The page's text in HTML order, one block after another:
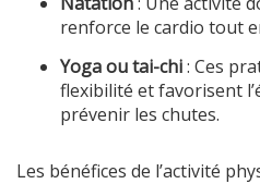
renforce le cardio tout
Yoga ou tai-chi: Ces
flexibilité et favorisent
prévenir les chutes.
Les bénéfices de l’activité